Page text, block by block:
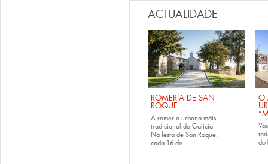
ACTUALIDADE
ROMERÍA DE SAN
ROQUE
A romería urbana máis
tradicional de Galicia
Na festa de San Roque,
cada 16 de...
O
do